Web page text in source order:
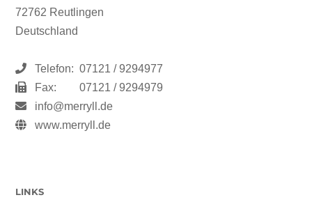
72762 Reutlingen
Deutschland
Telefon: 07121 / 9294977
Fax:
07121 / 9294979
info@merryll.de
www.merryll.de
LINKS